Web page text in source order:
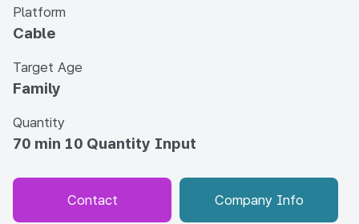
Platform
Cable
Target Age
Family
Quantity
70 min 10 Quantity Input
Contact Company Info